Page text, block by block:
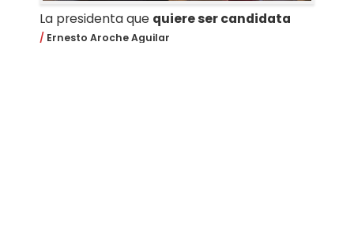
La presidenta que quiere ser candidata
Ernesto Aroche Aguilar